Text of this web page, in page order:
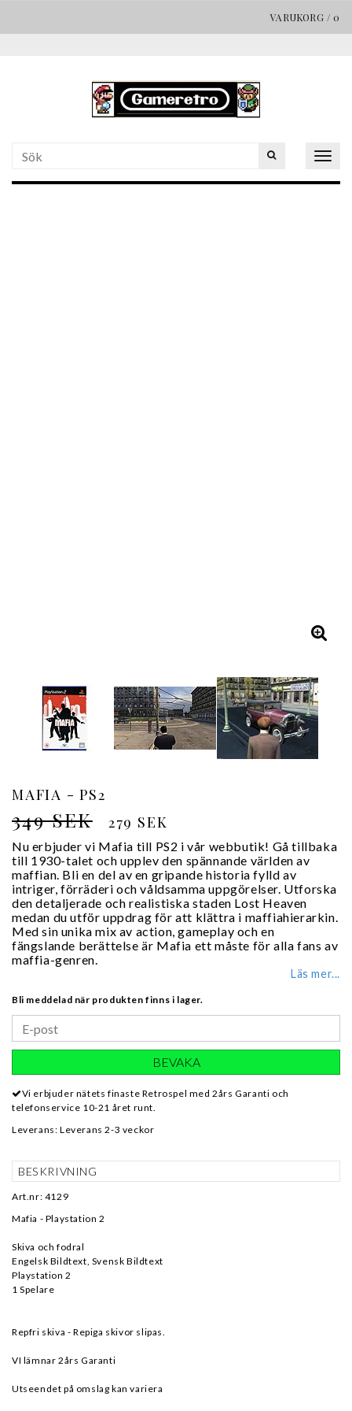
VARUKORG / 0
MAFIA - PS2
349 SEK 279 SEK
Nu erbjuder vi Mafia till PS2 i vår webbutik! Gå tillbaka
till 1930-talet och upplev den spännande världen av
maffian. Bli en del av en gripande historia fylld av
intriger, förräderi och våldsamma uppgörelser. Utforska
den detaljerade och realistiska staden Lost Heaven
medan du utför uppdrag för att klättra i maffiahierarkin.
Med sin unika mix av action, gameplay och en
fängslande berättelse är Mafia ett måste för alla fans av
maffia-genren.
Läs mer...
Bli meddelad när produkten finns i lager.
BEVAKA
Vi erbjuder nätets finaste Retrospel med 2års Garanti och
telefonservice 10-21 året runt.
Leverans: Leverans 2-3 veckor
BESKRIVNING
Art.nr: 4129
Mafia - Playstation 2
Skiva och fodral
Engelsk Bildtext, Svensk Bildtext
Playstation 2
1 Spelare
Repfri skiva - Repiga skivor slipas.
VI lämnar 2års Garanti
Utseendet på omslag kan variera